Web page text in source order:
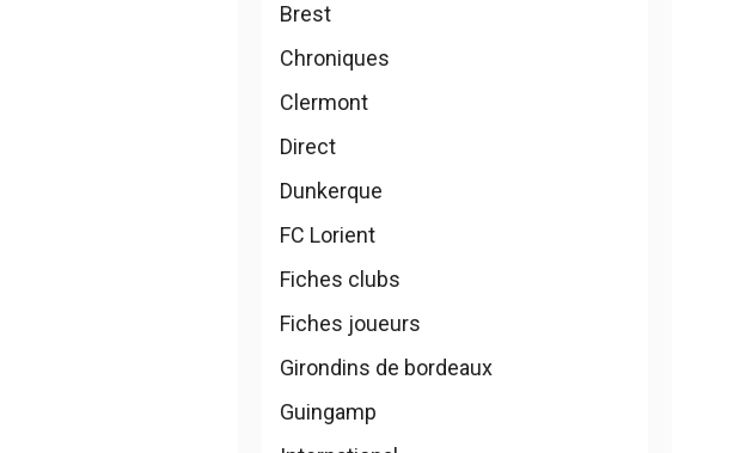
Brest
Chroniques
Clermont
Direct
Dunkerque
FC Lorient
Fiches clubs
Fiches joueurs
Girondins de bordeaux
Guingamp